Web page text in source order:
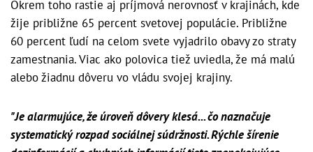
Okrem toho rastie aj príjmová nerovnosť v krajinách, kde
žije približne 65 percent svetovej populácie. Približne
60 percent ľudí na celom svete vyjadrilo obavy zo straty
zamestnania. Viac ako polovica tiež uviedla, že má malú
alebo žiadnu dôveru vo vládu svojej krajiny.
"Je alarmujúce, že úroveň dôvery klesá... čo naznačuje
systematický rozpad sociálnej súdržnosti. Rýchle šírenie